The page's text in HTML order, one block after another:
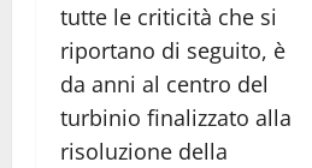
tutte le criticità che si
riportano di seguito, è
da anni al centro del
turbinio finalizzato alla
risoluzione della